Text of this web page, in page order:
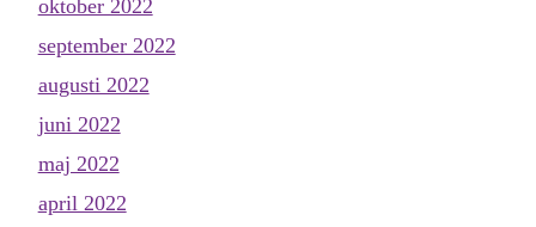
oktober 2022
september 2022
augusti 2022
juni 2022
maj 2022
april 2022